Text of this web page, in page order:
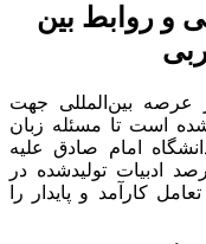
و روابط بین
عرصه بین‌المللی جهت
است تا مسئله زبان
امام صادق علیه
ادبیات تولیدشده در
کارآمد و پایدار را